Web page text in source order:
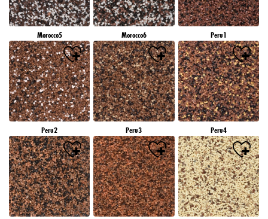
Morocco5 Morocco6 Peru1
Peru2 Peru3 Peru4